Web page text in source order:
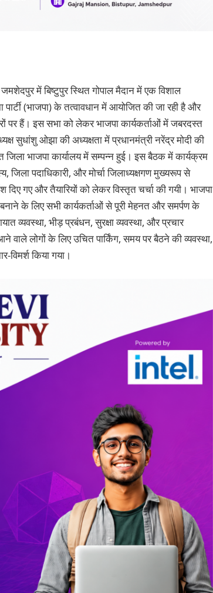
में बिष्टुपुर स्थित गोपाल मैदान में एक विशाल
(भाजपा) के तत्वावधान में आयोजित की जा रही है और
पर हैं। इस सभा को लेकर भाजपा कार्यकर्ताओं में जबरदस्त
सुधांशु ओझा की अध्यक्षता में प्रधानमंत्री नरेंद्र मोदी की
भाजपा कार्यालय में सम्पन्न हुई। इस बैठक में कार्यक्रम
पदाधिकारी, और मोर्चा जिलाध्यक्षगण मुख्यरूप से
गए और तैयारियों को लेकर विस्तृत चर्चा की गयी। भाजपा
के लिए सभी कार्यकर्ताओं से पूरी मेहनत और समर्पण के
व्यवस्था, भीड़ प्रबंधन, सुरक्षा व्यवस्था, और प्रचार
लोगों के लिए उचित पार्किंग, समय पर बैठने की व्यवस्था,
विमर्श किया गया।